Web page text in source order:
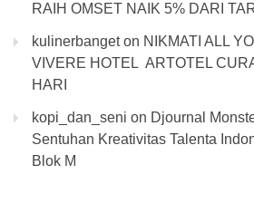
RAIH OMSET NAIK 5% DARI
kulinerbangeton NIKMATI ALL
VIVERE HOTEL ARTOTEL
HARI
kopi_dan_seni on Djournal
Sentuhan Kreativitas Talenta
Blok M